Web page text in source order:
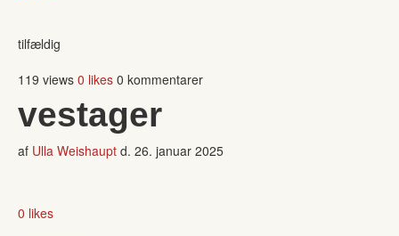
tilfældig
119 views 0 likes 0 kommentarer
vestager
af Ulla Weishaupt d. 26. januar 2025
0 likes